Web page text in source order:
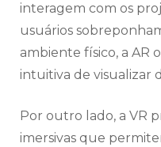
interagem com os
usuários
ambiente físico, a AR
intuitiva de visualizar
Por outro lado, a VR
imersivas que